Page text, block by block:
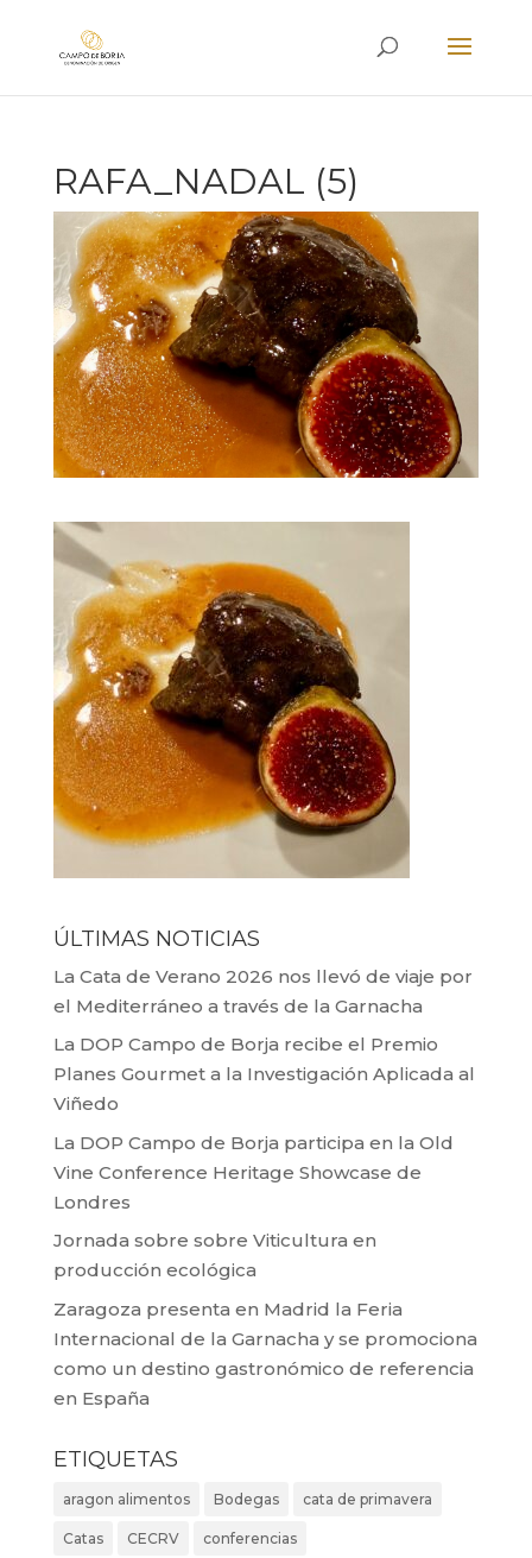
RAFA_NADAL (5)
ÚLTIMAS NOTICIAS
La Cata de Verano 2026 nos llevó de viaje por
el Mediterráneo a través de la Garnacha
La DOP Campo de Borja recibe el Premio
Planes Gourmet a la Investigación Aplicada al
Viñedo
La DOP Campo de Borja participa en la Old
Vine Conference Heritage Showcase de
Londres
Jornada sobre sobre Viticultura en
producción ecológica
Zaragoza presenta en Madrid la Feria
Internacional de la Garnacha y se promociona
como un destino gastronómico de referencia
en España
ETIQUETAS
aragon alimentos Bodegas cata de primavera
Catas CECRV conferencias